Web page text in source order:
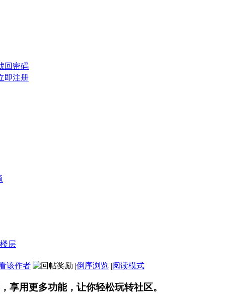
回密码
即注册
该作者 |倒序浏览 |阅读模式
享用更多功能，让你轻松玩转社区。